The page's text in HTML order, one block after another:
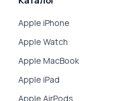
Apple iPhone
Apple Watch
Apple MacBook
Apple iPad
Apple AirPods